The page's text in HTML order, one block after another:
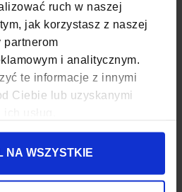
ruch w naszej
jak korzystasz z naszej
partnerom
i analitycznym.
te informacje z innymi
Ciebie lub uzyskanymi
NA WSZYSTKIE
POLIESTER, NYLON
SUWAK
5903689734295
5